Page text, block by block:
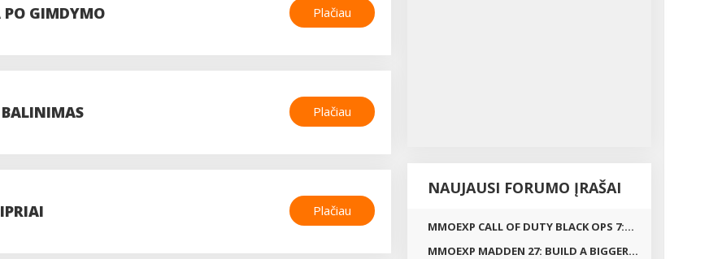
PO GIMDYMO Plačiau
Plačiau
Plačiau
NAUJAUSI FORUMO ĮRAŠAI
MMOEXP CALL OF DUTY BLACK OPS 7:...
MMOEXP MADDEN 27: BUILD A BIGGER...